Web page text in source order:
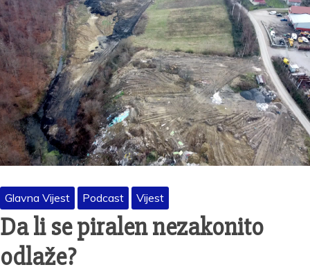
Glavna Vijest Podcast Vijest
Da li se piralen nezakonito
odlaže?